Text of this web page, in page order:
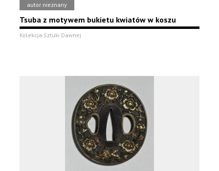
autor nieznany
Tsuba z motywem bukietu kwiatów w koszu
Kolekcja Sztuki Dawnej